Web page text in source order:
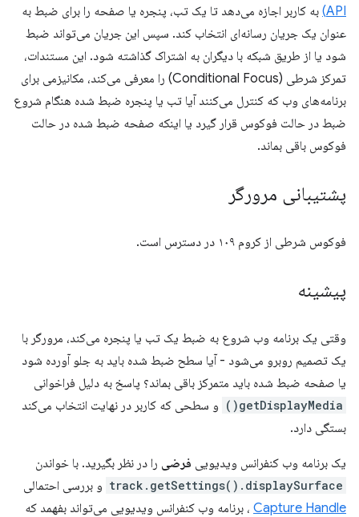
API) به کاربر اجازه می‌دهد تا یک تب، پنجره یا صفحه را برای ضبط به
عنوان یک جریان رسانه‌ای انتخاب کند. سپس این جریان می‌تواند ضبط
شود یا از طریق شبکه با دیگران به اشتراک گذاشته شود. این مستندات،
تمرکز شرطی (Conditional Focus) را معرفی می‌کند، مکانیزمی برای
برنامه‌های وب که کنترل می‌کنند آیا تب یا پنجره ضبط شده هنگام شروع
ضبط در حالت فوکوس قرار گیرد یا اینکه صفحه ضبط شده در حالت
فوکوس باقی بماند.
پشتیبانی مرورگر
فوکوس شرطی از کروم ۱۰۹ در دسترس است.
پیشینه
وقتی یک برنامه وب شروع به ضبط یک تب یا پنجره می‌کند، مرورگر با
یک تصمیم روبرو می‌شود - آیا سطح ضبط شده باید به جلو آورده شود
یا صفحه ضبط شده باید متمرکز باقی بماند؟ پاسخ به دلیل فراخوانی
getDisplayMedia()
و سطحی که کاربر در نهایت انتخاب می‌کند
بستگی دارد.
یک برنامه وب کنفرانس ویدیویی فرضی را در نظر بگیرید. با خواندن
track.getSettings().displaySurface و بررسی احتمالی
Capture Handle ، برنامه وب کنفرانس ویدیویی می‌تواند بفهمد که